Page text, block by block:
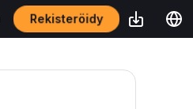
Rekisteröidy